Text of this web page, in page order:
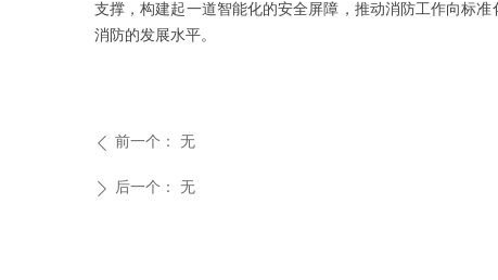
支撑，构建起一道智能化的安全屏障，推动消防工作向标
消防的发展水平。
ꄴ 前一个： 无
ꄲ 后一个： 无